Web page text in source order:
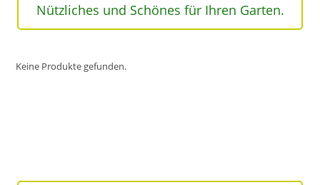
Nützliches und Schönes für Ihren Garten.
Keine Produkte gefunden.